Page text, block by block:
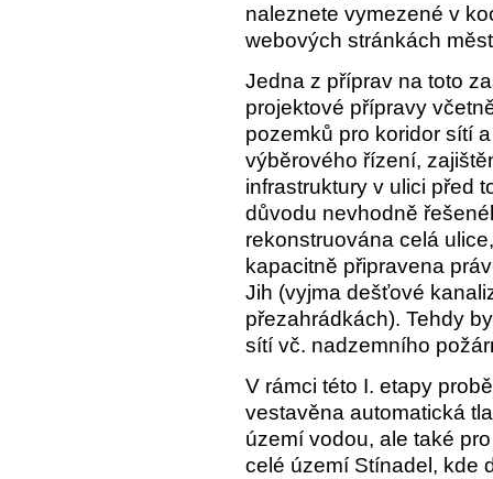
naleznete vymezené v
webových stránkách
Jedna z příprav na toto
projektové přípravy
pozemků pro koridor sítí
výběrového řízení,
infrastruktury v ulici před
důvodu nevhodně
rekonstruována celá
kapacitně připravena
Jih (vyjma dešťové
přezahrádkách). Tehdy
sítí vč. nadzemního
V rámci této I. etapy
vestavěna automatická
území vodou, ale také
celé území Stínadel, kde